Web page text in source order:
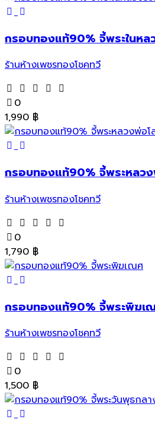
กรอบทองแท้90% จี้พระในหล
ร้านห้างเพชรทองโชคทวี
0
1,990 ฿
กรอบทองแท้90% จี้พระหลว
ร้านห้างเพชรทองโชคทวี
0
1,790 ฿
กรอบทองแท้90% จี้พระพิฆเ
ร้านห้างเพชรทองโชคทวี
0
1,500 ฿